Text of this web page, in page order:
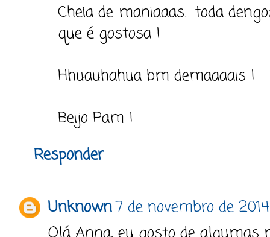
Cheia de maniaaas... toda
que é gostosa !
Hhuauhahua bm demaaaais !
Beijo Pam !
Responder
Unknown7 de novembro de